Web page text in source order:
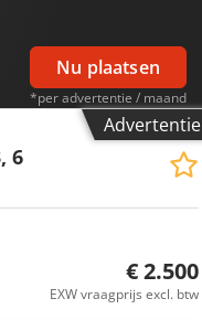
Nu plaatsen
*per advertentie / maand
Advertentie
6
€ 2.500
EXW vraagprijs excl. btw